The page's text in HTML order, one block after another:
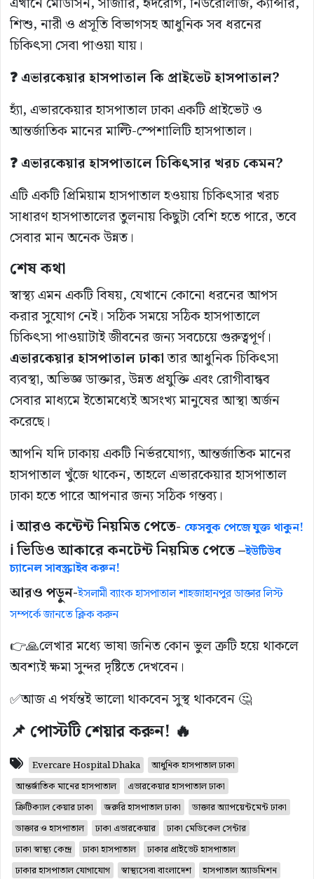
শিশু, নারী ও প্রসূতি বিভাগসহ আধুনিক সব ধরনের
চিকিৎসা সেবা পাওয়া যায়।
❓ এভারকেয়ার হাসপাতাল কি প্রাইভেট হাসপাতাল?
হ্যাঁ, এভারকেয়ার হাসপাতাল ঢাকা একটি প্রাইভেট ও
আন্তর্জাতিক মানের মাল্টি-স্পেশালিটি হাসপাতাল।
❓ এভারকেয়ার হাসপাতালে চিকিৎসার খরচ কেমন?
এটি একটি প্রিমিয়াম হাসপাতাল হওয়ায় চিকিৎসার খরচ
সাধারণ হাসপাতালের তুলনায় কিছুটা বেশি হতে পারে, তবে
সেবার মান অনেক উন্নত।
শেষ কথা
স্বাস্থ্য এমন একটি বিষয়, যেখানে কোনো ধরনের আপস
করার সুযোগ নেই। সঠিক সময়ে সঠিক হাসপাতালে
চিকিৎসা পাওয়াটাই জীবনের জন্য সবচেয়ে গুরুত্বপূর্ণ।
এভারকেয়ার হাসপাতাল ঢাকাতার আধুনিক চিকিৎসা
ব্যবস্থা, অভিজ্ঞ ডাক্তার, উন্নত প্রযুক্তি এবং রোগীবান্ধব
সেবার মাধ্যমে ইতোমধ্যেই অসংখ্য মানুষের আস্থা অর্জন
করেছে।
আপনি যদি ঢাকায় একটি নির্ভরযোগ্য, আন্তর্জাতিক মানের
হাসপাতাল খুঁজে থাকেন, তাহলে এভারকেয়ার হাসপাতাল
ঢাকা হতে পারে আপনার জন্য সঠিক গন্তব্য।
ℹ️ আরও কন্টেন্ট নিয়মিত পেতে- ফেসবুক পেজে যুক্ত থাকুন!
ℹ️ ভিডিও আকারে কনটেন্ট নিয়মিত পেতে –ইউটিউব
চ্যানেল সাবস্ক্রাইব করুন!
আরও পড়ুন-ইসলামী ব্যাংক হাসপাতাল শাহজাহানপুর ডাক্তার লিস্ট
সম্পর্কে জানতে ক্লিক করুন
👉🙏লেখার মধ্যে ভাষা জনিত কোন ভুল ত্রুটি হয়ে থাকলে
অবশ্যই ক্ষমা সুন্দর দৃষ্টিতে দেখবেন।
✅আজ এ পর্যন্তই ভালো থাকবেন সুস্থ থাকবেন 🤔
📌 পোস্টটি শেয়ার করুন! 🔥
Evercare Hospital Dhaka
আধুনিক হাসপাতাল ঢাকা
আন্তর্জাতিক মানের হাসপাতাল
এভারকেয়ার হাসপাতাল ঢাকা
ক্রিটিক্যাল কেয়ার ঢাকা
জরুরি হাসপাতাল ঢাকা
ডাক্তার অ্যাপয়েন্টমেন্ট ঢাকা
ডাক্তার ও হাসপাতাল
ঢাকা এভারকেয়ার
ঢাকা মেডিকেল সেন্টার
ঢাকা স্বাস্থ্য কেন্দ্র
ঢাকা হাসপাতাল
ঢাকার প্রাইভেট হাসপাতাল
ঢাকার হাসপাতাল যোগাযোগ
স্বাস্থ্যসেবা বাংলাদেশ
হাসপাতাল অ্যাডমিশন